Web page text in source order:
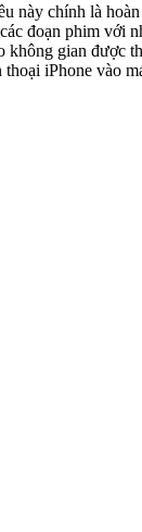
gian được